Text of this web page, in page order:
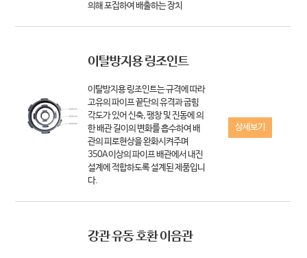
의해 포집하여 배출하는 장치
이탈방지용 링조인트
이탈방지용 링조인트는 규격에 따라
고유의 파이프 끝단의 유격과 굽힘
각도가 있어 신축, 팽창 및 진동에 의
한 배관 길이의 변화를 흡수하여 배
관의 피로현상을 완화시켜주며
350A 이상의 파이프 배관에서 내진
설계에 적합하도록 설계된 제품입니
다.
상세보기
강관 유동 호환 이음관